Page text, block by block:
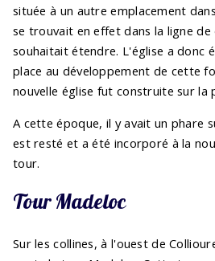
située à un autre emplacement
se trouvait en effet dans la ligne de
souhaitait étendre. L'église a donc
place au développement de cette
nouvelle église fut construite sur la
A cette époque, il y avait un phare
est resté et a été incorporé à la
tour.
Tour Madeloc
Sur les collines, à l'ouest de